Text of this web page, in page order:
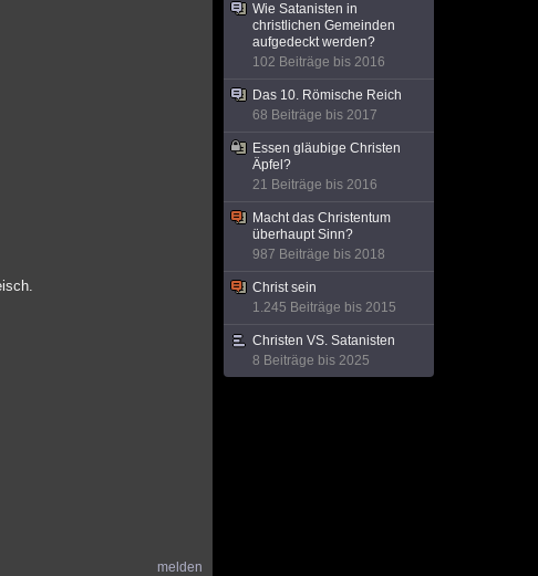
melden
Wie Satanisten in
christlichen Gemeinden
aufgedeckt werden?
102 Beiträge bis 2016
Das 10. Römische Reich
68 Beiträge bis 2017
Essen gläubige Christen
Äpfel?
21 Beiträge bis 2016
Macht das Christentum
überhaupt Sinn?
987 Beiträge bis 2018
Christ sein
1.245 Beiträge bis 2015
Christen VS. Satanisten
8 Beiträge bis 2025